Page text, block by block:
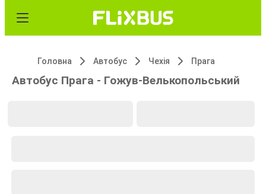
Головна Автобус Чехія Прага
Автобус Прага - Гожув-Велькопольський